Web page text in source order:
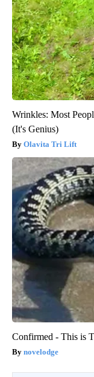
Wrinkles: Most
(It's Genius)
Olavita Tri Lift
Confirmed - This is
novelodge